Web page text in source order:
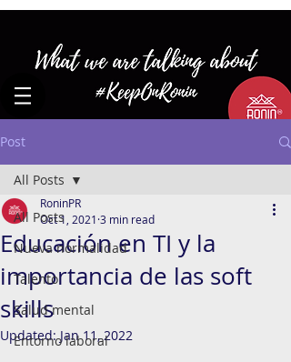
Post
All Posts
Nueva normalidad
Talento
Salud mental
Entorno laboral
All Posts
Educación en TI y la
importancia de las soft
skills
RoninPR
Oct 1, 2021 3 min read
Updated:Jan 11, 2022